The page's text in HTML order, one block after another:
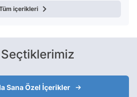
içerikleri
Sana Özel İçerikler